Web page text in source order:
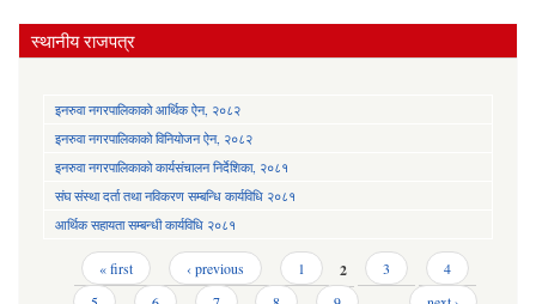
स्थानीय राजपत्र
इनरुवा नगरपालिकाको आर्थिक ऐन, २०८२
इनरुवा नगरपालिकाको विनियोजन ऐन, २०८२
इनरुवा नगरपालिकाको कार्यसंचालन निर्देशिका, २०८१
संघ संस्था दर्ता तथा नविकरण सम्बन्धि कार्यविधि २०८१
आर्थिक सहायता सम्बन्धी कार्यविधि २०८१
Pages « first ‹ previous 1 2 3
4